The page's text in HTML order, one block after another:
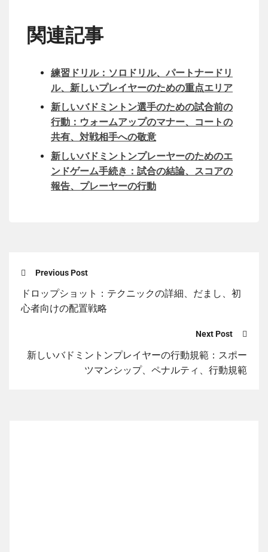
関連記事
練習ドリル：ソロドリル、パートナードリ
ル、新しいプレイヤーのための重点エリア
新しいバドミントン選手のための試合前の
行動：ウォームアップのマナー、コートの
共有、対戦相手への敬意
新しいバドミントンプレーヤーのためのエ
ンドゲーム手続き：試合の結論、スコアの
報告、プレーヤーの行動
Previous Post
ドロップショット：テクニックの詳細、だまし、初
心者向けの配置戦略
Next Post
新しいバドミントンプレイヤーの行動規範：スポー
ツマンシップ、ペナルティ、行動規範